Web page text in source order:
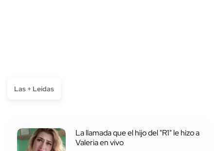
Las + Leídas
La llamada que el hijo del "R1" le hizo a
Valeria en vivo